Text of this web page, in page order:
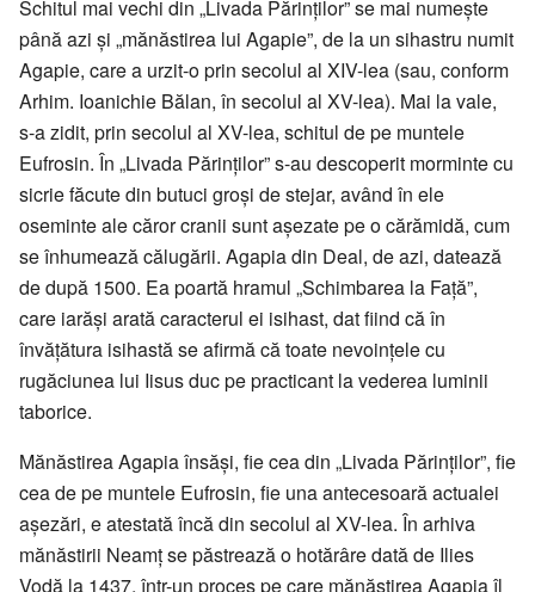
Schitul mai vechi din „Livada Părinților” se mai numește
până azi și „mănăstirea lui Agapie”, de la un sihastru numit
Agapie, care a urzit-o prin secolul al XIV-lea (sau, conform
Arhim. Ioanichie Bălan, în secolul al XV-lea). Mai la vale,
s-a zidit, prin secolul al XV-lea, schitul de pe muntele
Eufrosin. În „Livada Părinților” s-au descoperit morminte cu
sicrie făcute din butuci groși de stejar, având în ele
oseminte ale căror cranii sunt așezate pe o cărămidă, cum
se înhumează călugării. Agapia din Deal, de azi, datează
de după 1500. Ea poartă hramul „Schimbarea la Față”,
care iarăși arată caracterul ei isihast, dat fiind că în
învățătura isihastă se afirmă că toate nevoințele cu
rugăciunea lui Iisus duc pe practicant la vederea luminii
taborice.
Mănăstirea Agapia însăși, fie cea din „Livada Părinților”, fie
cea de pe muntele Eufrosin, fie una antecesoară actualei
așezări, e atestată încă din secolul al XV-lea. În arhiva
mănăstirii Neamț se păstrează o hotărâre dată de Ilies
Vodă la 1437, într-un proces pe care mănăstirea Agapia îl